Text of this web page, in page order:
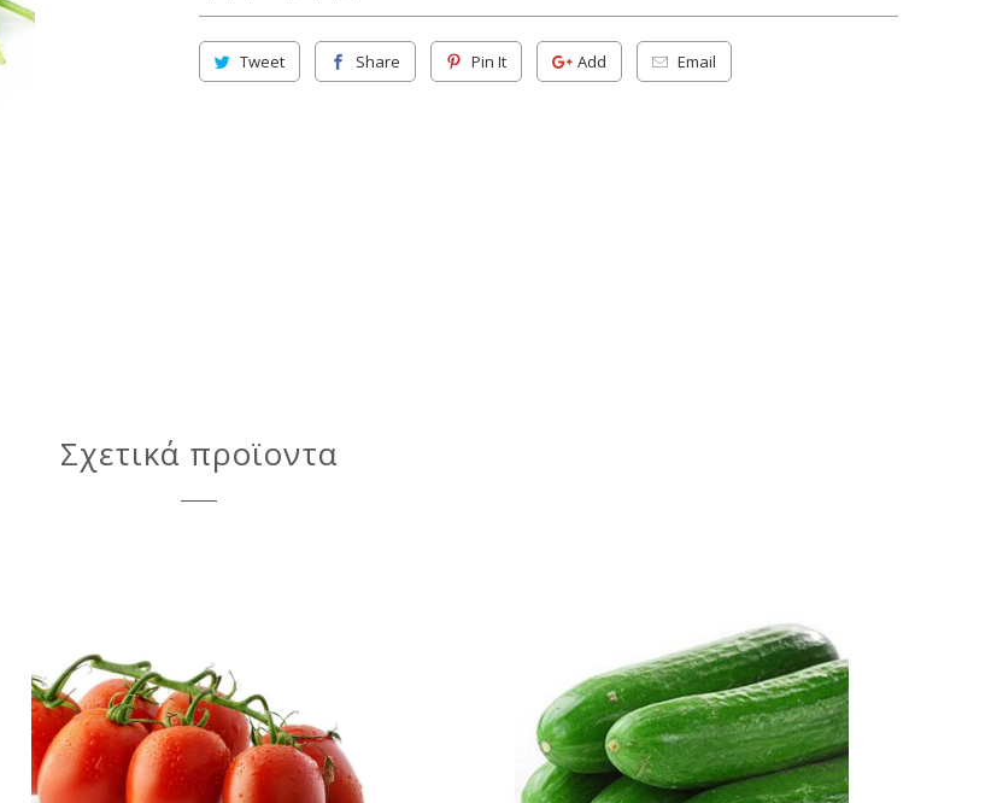
Tweet Share Pin It Add Email
Σχετικά προϊοντα